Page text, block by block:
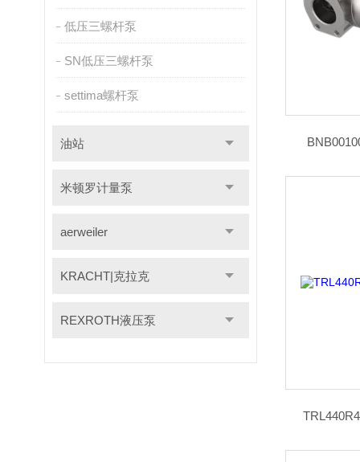
低压三螺杆泵
SN低压三螺杆泵
settima螺杆泵
油站
米顿罗计量泵
aerweiler
KRACHT|克拉克
REXROTH液压泵